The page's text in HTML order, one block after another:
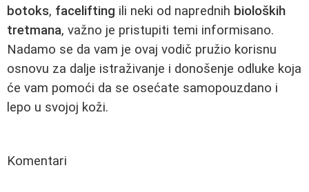
botoks, facelifting ili neki od naprednih bioloških
tretmana, važno je pristupiti temi informisano.
Nadamo se da vam je ovaj vodič pružio korisnu
osnovu za dalje istraživanje i donošenje odluke koja
će vam pomoći da se osećate samopouzdano i
lepo u svojoj koži.
Komentari